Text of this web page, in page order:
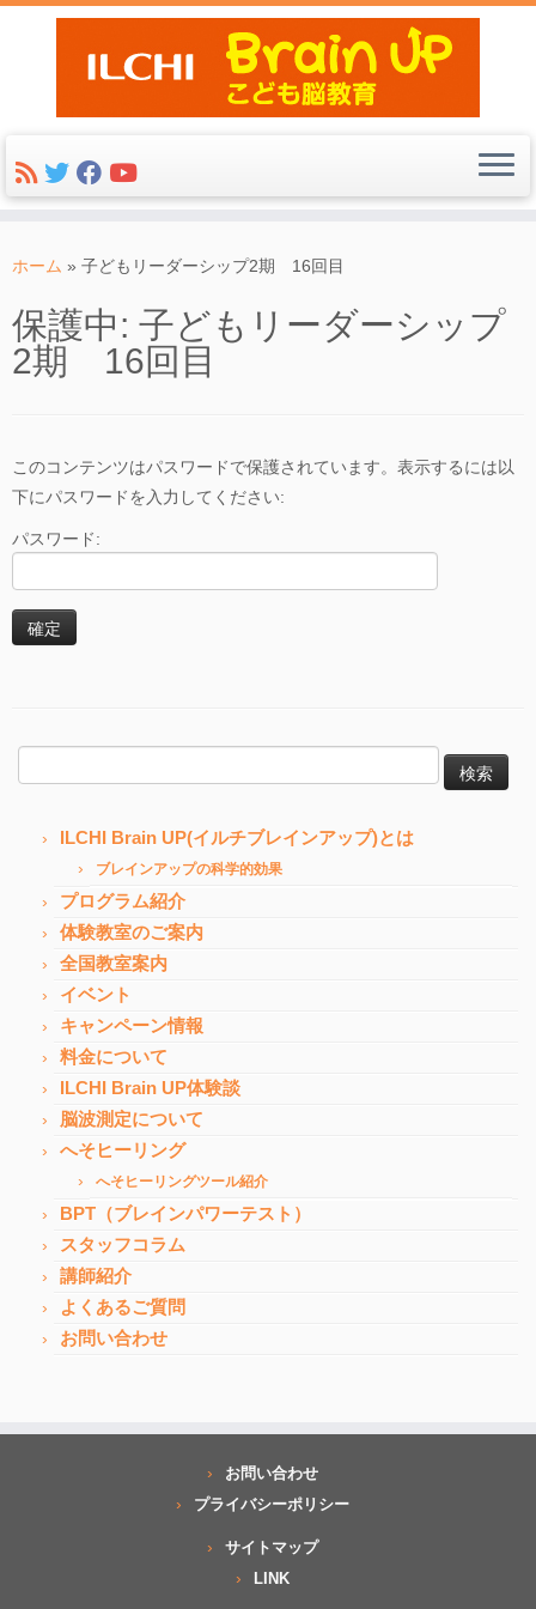
ン
ン
ツ
ッ
ホーム » 子どもリーダーシップ2期 16回目
保護中: 子どもリーダーシップ
2期 16回目
このコンテンツはパスワードで保護されています。表示するには以
下にパスワードを入力してください:
パスワード:
索:
ILCHI Brain UP(イルチブレインアップ)とは
ブレインアップの科学的効果
プログラム紹介
体験教室のご案内
全国教室案内
イベント
キャンペーン情報
料金について
ILCHI Brain UP体験談
脳波測定について
へそヒーリング
へそヒーリングツール紹介
BPT（ブレインパワーテスト）
スタッフコラム
講師紹介
よくあるご質問
お問い合わせ
お問い合わせ
プライバシーポリシー
サイトマップ
LINK